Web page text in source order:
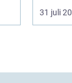
s...
31 juli